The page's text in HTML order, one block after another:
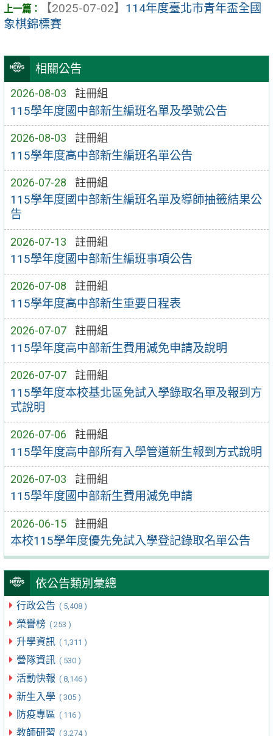
相關公告
2026-08-03 註冊組
115學年度國中部新生編班名單及學號公告
2026-08-03 註冊組
115學年度高中部新生編班名單公告
2026-07-28 註冊組
115學年度國中部新生編班名單及導師抽籤結果公
告
2026-07-13 註冊組
115學年度國中部新生編班事項公告
2026-07-08 註冊組
115學年度高中部新生重要日程表
2026-07-07 註冊組
115學年度高中部新生費用減免申請及說明
2026-07-07 註冊組
115學年度本校基北區免試入學錄取名單及報到方
式說明
2026-07-06 註冊組
115學年度高中部所有入學管道新生報到方式說明
2026-07-03 註冊組
115學年度國中部新生費用減免申請
2026-06-15 註冊組
本校115學年度優先免試入學登記錄取名單公告
依公告類別彙總
行政公告 ( 5,408 )
榮譽榜 ( 253 )
升學資訊 ( 1,311 )
營隊資訊 ( 530 )
活動快報 ( 8,146 )
新生入學 ( 305 )
防疫專區 ( 116 )
教師研習 ( 3,274 )
【2025-07-02】 114年度臺北市青年盃全國
象棋錦標賽